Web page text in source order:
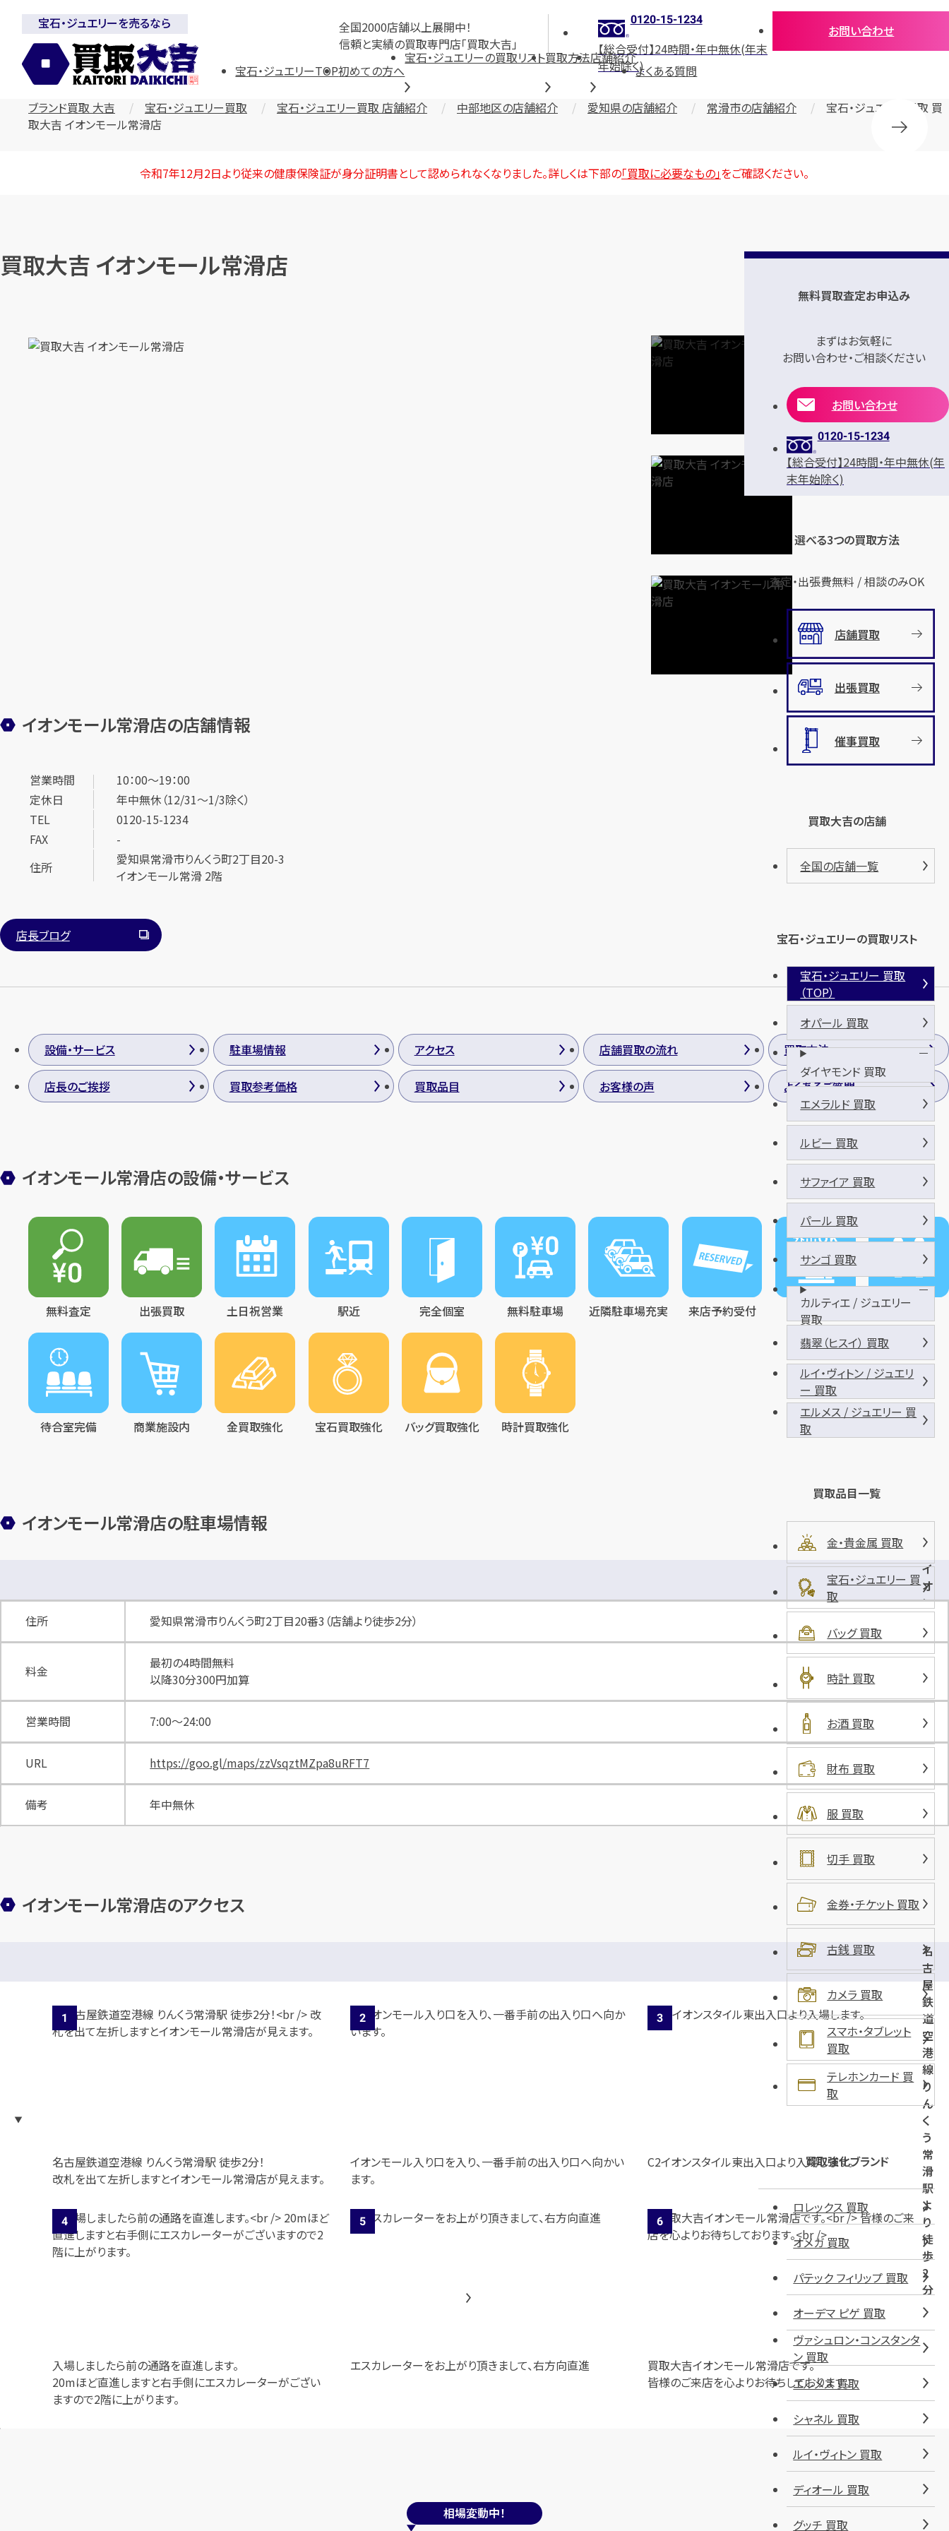
全国2000店舗以上展開中！
信頼と実績の買取専門店「買取大吉」
宝石・ジュエリーを売るなら
0120-15-1234
【総合受付】24時間・年中無休(年末
年始除く)
お問い合わせ
宝石・ジュエリーTOP初めての方へ
宝石・ジュエリーの買取リスト買取方法店舗紹介
よくある質問
ブランド買取 大吉 宝石・ジュエリー買取 宝石・ジュエリー買取 店舗紹介 中部地区の店舗紹介 愛知県の店舗紹介 常滑市の店舗紹介
宝石・ジュエリー買取 買
取大吉 イオンモール常滑店
令和7年12月2日より従来の健康保険証が身分証明書として認められなくなりました。詳しくは下部の「買取に必要なもの」をご確認ください。
買取大吉 イオンモール常滑店
イオンモール常滑店の店舗情報
営業時間
10：00～19：00
定休日
年中無休（12/31～1/3除く）
TEL
0120-15-1234
FAX
-
住所
愛知県常滑市りんくう町2丁目20-3
イオンモール常滑 2階
店長ブログ
設備・サービス 駐車場情報 アクセス 店舗買取の流れ 買取方法
店長のご挨拶 買取参考価格 買取品目 お客様の声 よくあるご質問
イオンモール常滑店の設備・サービス
無料査定 出張買取 土日祝営業 駅近 完全個室 無料駐車場 近隣駐車場充実 来店予約受付 受付対応 トイレあり
待合室完備 商業施設内 金買取強化 宝石買取強化 バッグ買取強化 時計買取強化
イオンモール常滑店の駐車場情報
イ
オ
ン
ー
ル
常
滑
店
専
用
車
場
住所 愛知県常滑市りんくう町2丁目20番3（店舗より徒歩2分）
料金
最初の4時間無料
以降30分300円加算
営業時間 7:00～24:00
URL https://goo.gl/maps/zzVsqztMZpa8uRFT7
備考 年中無休
イオンモール常滑店のアクセス
名
古
屋
鉄
道
空
港
線
り
ん
く
う
常
滑
駅
よ
り
徒
歩
2
分
名古屋鉄道空港線 りんくう常滑駅 徒歩2分！
改札を出て左折しますとイオンモール常滑店が見えます。
イオンモール入り口を入り、一番手前の出入り口へ向かい
ます。
C2イオンスタイル東出入口より入場します。
入場しましたら前の通路を直進します。
20mほど直進しますと右手側にエスカレーターがござい
ますので2階に上がります。
エスカレーターをお上がり頂きまして、右方向直進
買取大吉イオンモール常滑店です。
皆様のご来店を心よりお待ちしております。
相場変動中！
無料買取査定お申込み
まずはお気軽に
お問い合わせ・ご相談ください
お問い合わせ
0120-15-1234
【総合受付】24時間・年中無休(年
末年始除く)
選べる3つの買取方法
査定・出張費無料 / 相談のみOK
店舗買取
出張買取
催事買取
買取大吉の店舗
全国の店舗一覧
宝石・ジュエリーの買取リスト
宝石・ジュエリー 買取
（TOP）
オパール 買取
ダイヤモンド 買取
エメラルド 買取
ルビー 買取
サファイア 買取
パール 買取
サンゴ 買取
カルティエ / ジュエリー
買取
翡翠（ヒスイ） 買取
ルイ・ヴィトン / ジュエリ
ー 買取
エルメス / ジュエリー 買
取
買取品目一覧
金・貴金属 買取
宝石・ジュエリー 買
取
バッグ 買取
時計 買取
お酒 買取
財布 買取
服 買取
切手 買取
金券・チケット 買取
古銭 買取
カメラ 買取
スマホ・タブレット
買取
テレホンカード 買
取
買取強化ブランド
ロレックス 買取
オメガ 買取
パテック フィリップ 買取
オーデマ ピゲ 買取
ヴァシュロン・コンスタンタ
ン 買取
エルメス 買取
シャネル 買取
ルイ・ヴィトン 買取
ディオール 買取
グッチ 買取